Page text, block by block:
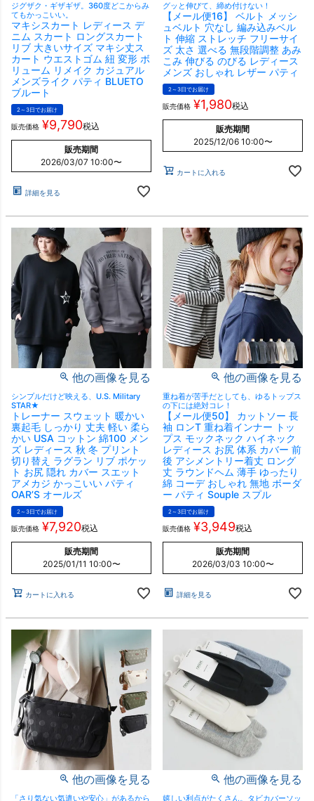
ジグザク・ギザギザ。360度どこからみ
てもかっこいい。
マキシスカート レディース デ
ニム スカート ロングスカート
リブ 大きいサイズ マキシ丈ス
カート ウエストゴム 紐 変形 ボ
リューム リメイク カジュアル
メンズライク パティ BLUETO
ブルート
2～3日でお届け
販売価格 ¥9,790税込
販売期間
2026/03/07 10:00〜
詳細を見る
グッと伸びて、締め付けない！
【メール便16】 ベルト メッシ
ュベルト 穴なし 編み込みベル
ト 伸縮 ストレッチ フリーサイ
ズ 太さ 選べる 無段階調整 あみ
こみ 伸びる のびる レディース
メンズ おしゃれ レザー パティ
2～3日でお届け
販売価格 ¥1,980税込
販売期間
2025/12/06 10:00〜
カートに入れる
他の画像を見る
シンプルだけど映える、U.S. Military
STAR★
トレーナー スウェット 暖かい
裏起毛 しっかり 丈夫 軽い 柔ら
かい USA コットン 綿100 メン
ズ レディース 秋 冬 プリント
切り替え ラグラン リブ ポケッ
ト お尻 隠れ カバー スエット
アメカジ かっこいい パティ
OAR’S オールズ
2～3日でお届け
販売価格 ¥7,920税込
販売期間
2025/01/11 10:00〜
カートに入れる
他の画像を見る
重ね着が苦手だとしても、ゆるトップス
の下には絶対コレ！
【メール便50】 カットソー 長
袖 ロンT 重ね着インナー トッ
プス モックネック ハイネック
レディース お尻 体系 カバー 前
後 アシメントリー着丈 ロング
丈 ラウンドヘム 薄手 ゆったり
綿 コーデ おしゃれ 無地 ボーダ
ー パティ Souple スプル
2～3日でお届け
販売価格 ¥3,949税込
販売期間
2026/03/03 10:00〜
詳細を見る
他の画像を見る
「さり気ない気遣いや安心」があるから
他の画像を見る
嬉しい利点がたくさん。タビカバーソッ